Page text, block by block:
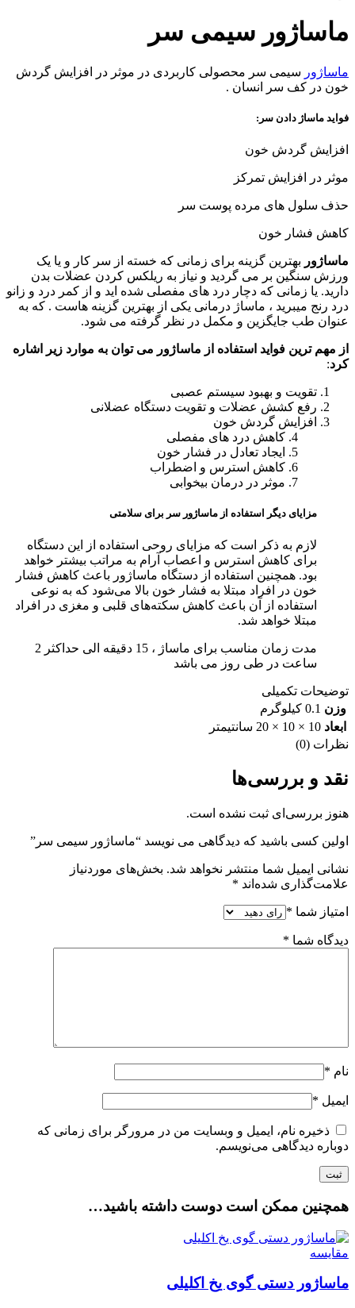
ماساژور سیمی سر
ماساژور سیمی سر محصولی کاربردی در موثر در افزایش گردش
خون در کف سر انسان .
فواید ماساژ دادن سر:
افزایش گردش خون
موثر در افزایش تمرکز
حذف سلول های مرده پوست سر
کاهش فشار خون
ماساژور بهترین گزینه برای زمانی که خسته از سر کار و یا یک
ورزش سنگین بر می گردید و نیاز به ریلکس کردن عضلات بدن
دارید. یا زمانی که دچار درد های مفصلی شده اید و از کمر درد و زانو
درد رنج میبرید ، ماساژ درمانی یکی از بهترین گزینه هاست . که به
عنوان طب جایگزین و مکمل در نظر گرفته می شود.
از مهم ترین فواید استفاده از ماساژور می توان به موارد زیر اشاره
کرد:
تقویت و بهبود سیستم عصبی
رفع کشش عضلات و تقویت دستگاه عضلانی
افزایش گردش خون
کاهش درد های مفصلی
ایجاد تعادل در فشار خون
کاهش استرس و اضطراب
موثر در درمان بیخوابی
مزایای دیگر استفاده از ماساژور سر برای سلامتی
لازم به ذکر است که مزایای روحی استفاده از این دستگاه
برای کاهش استرس و اعصاب آرام به مراتب بیشتر خواهد
بود. همچنین استفاده از دستگاه ماساژور باعث کاهش فشار
خون در افراد مبتلا به فشار خون بالا می‌شود که به نوعی
استفاده از آن باعث کاهش سکته‌های قلبی و مغزی در افراد
مبتلا خواهد شد.
مدت زمان مناسب برای ماساژ ، 15 دقیقه الی حداکثر 2
ساعت در طی روز می باشد
توضیحات تکمیلی
وزن 0.1 کیلوگرم
ابعاد 10 × 10 × 20 سانتیمتر
نظرات (0)
نقد و بررسی‌ها
هنوز بررسی‌ای ثبت نشده است.
اولین کسی باشید که دیدگاهی می نویسد “ماساژور سیمی سر”
نشانی ایمیل شما منتشر نخواهد شد. بخش‌های موردنیاز
علامت‌گذاری شده‌اند *
امتیاز شما *
دیدگاه شما *
نام *
ایمیل *
ذخیره نام، ایمیل و وبسایت من در مرورگر برای زمانی که
دوباره دیدگاهی می‌نویسم.
همچنین ممکن است دوست داشته باشید…
مقایسه
ماساژور دستی گوی یخ اکلیلی